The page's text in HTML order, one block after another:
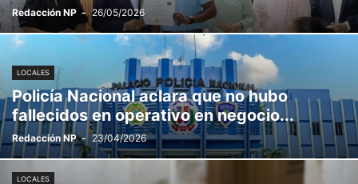
Redacción NP - 26/05/2026
LOCALES
Policía Nacional aclara que no hubo
fallecidos en operativo en negocio...
Redacción NP - 23/04/2026
LOCALES